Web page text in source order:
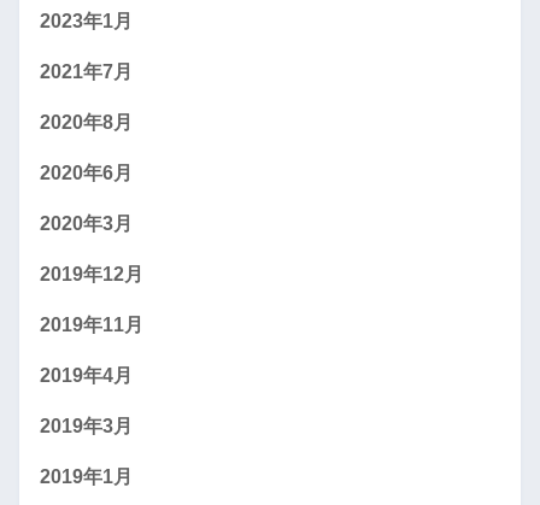
2023年1月
2021年7月
2020年8月
2020年6月
2020年3月
2019年12月
2019年11月
2019年4月
2019年3月
2019年1月